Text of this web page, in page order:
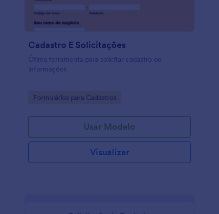
Cadastro E Solicitações
Ótima ferramenta para solicitar cadastro ou
informações
Go to Category:
Formulários para Cadastros
Usar Modelo
Visualizar